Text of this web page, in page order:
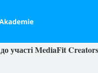
участі MediaFit